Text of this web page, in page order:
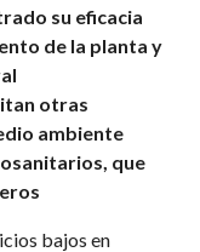
su eficacia
de la planta y
otras
ambiente
que
bajos en